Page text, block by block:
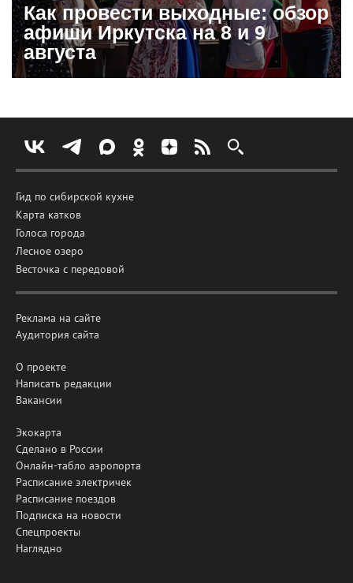
Как провести выходные: обзор
афиши Иркутска на 8 и 9
августа
Гид по сибирской кухне
Карта катков
Голоса города
Лесное озеро
Весточка с передовой
Реклама на сайте
Аудитория сайта
О проекте
Написать редакции
Вакансии
Экокарта
Сделано в России
Онлайн-табло аэропорта
Расписание электричек
Расписание поездов
Подписка на новости
Спецпроекты
Наглядно